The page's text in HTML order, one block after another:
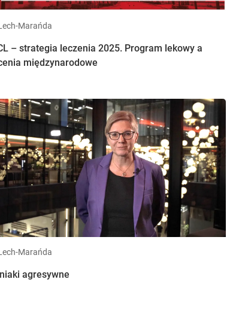
Marańda
– strategia leczenia 2025. Program lekowy a
międzynarodowe
Marańda
agresywne